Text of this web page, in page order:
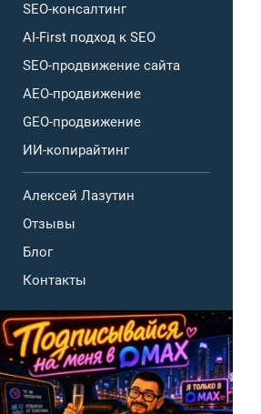
SEO-консалтинг
AI-First подход к SEO
SEO-продвижение сайта
AEO-продвижение
GEO-продвижение
ИИ-копирайтинг
Алексей Лазутин
Отзывы
Блог
Контакты